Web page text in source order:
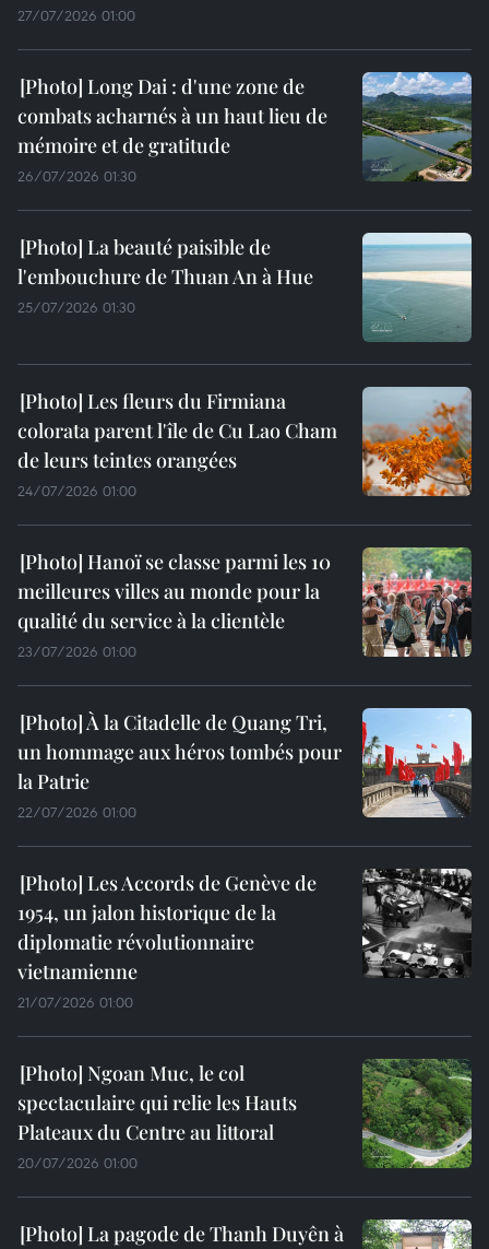
27/07/2026 01:00
Long Dai : d'une zone de
combats acharnés à un haut lieu de
mémoire et de gratitude
26/07/2026 01:30
La beauté paisible de
l'embouchure de Thuan An à Hue
25/07/2026 01:30
Les fleurs du Firmiana
colorata parent l'île de Cu Lao Cham
de leurs teintes orangées
24/07/2026 01:00
Hanoï se classe parmi les 10
meilleures villes au monde pour la
qualité du service à la clientèle
23/07/2026 01:00
À la Citadelle de Quang Tri,
un hommage aux héros tombés pour
la Patrie
22/07/2026 01:00
Les Accords de Genève de
1954, un jalon historique de la
diplomatie révolutionnaire
vietnamienne
21/07/2026 01:00
Ngoan Muc, le col
spectaculaire qui relie les Hauts
Plateaux du Centre au littoral
20/07/2026 01:00
La pagode de Thanh Duyên à